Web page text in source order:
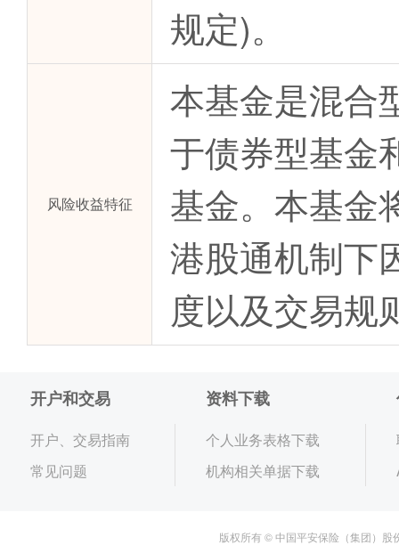
规定)。
风险收益特征
本基金是混合
于债券型基金
基金。本基金
港股通机制下
度以及交易规
开户和交易
开户、交易指南
常见问题
资料下载
个人业务表格下载
机构相关单据下载
版权所有 © 中国平安保险（集团）股